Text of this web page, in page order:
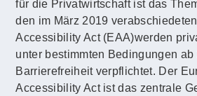
für die Privatwirtschaft ist das
den im März 2019
Accessibility Act (EAA)werden
unter bestimmten Bedingungen
Barrierefreiheit verpflichtet. Der
Accessibility Act ist das zentrale